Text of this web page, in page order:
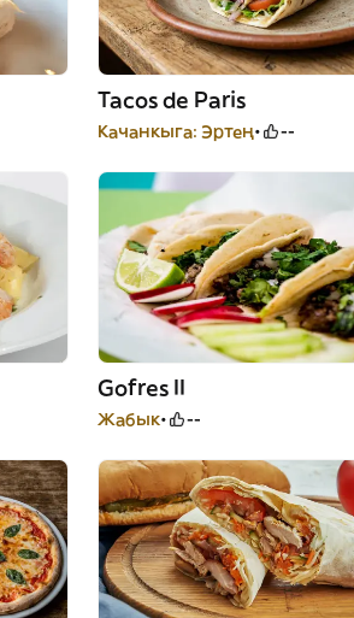
Tacos de Paris
Качанкыга: Эртең --
Gofres II
Жабык --